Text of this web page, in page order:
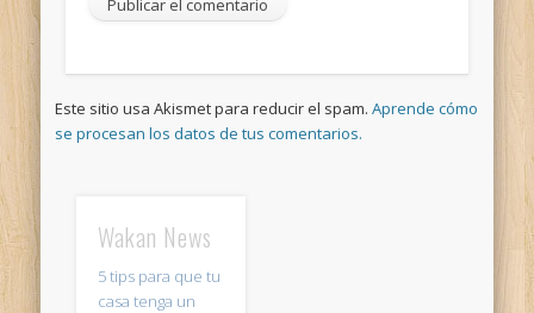
Este sitio usa Akismet para reducir el spam.Aprende cómo
se procesan los datos de tus comentarios.
Wakan News
5 tips para que tu
casa tenga un